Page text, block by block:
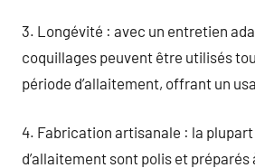
3. Longévité : avec un entretien
coquillages peuvent être utilisés
période d’allaitement, offrant un
4. Fabrication artisanale : la
d’allaitement sont polis et préparés